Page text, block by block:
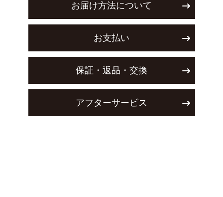
お届け方法について
お支払い
保証・返品・交換
アフターサービス